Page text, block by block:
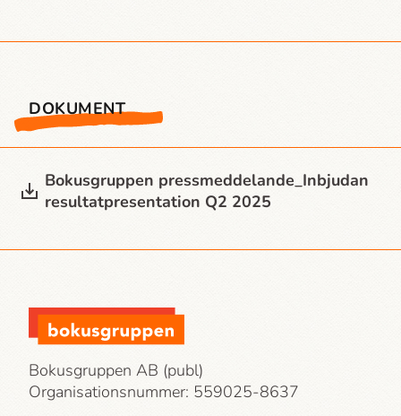
DOKUMENT
Bokusgruppen press­meddelande_Inbjudan
resultatpresentation Q2 2025
Bokusgruppen AB (publ)
Organisationsnummer: 559025-8637